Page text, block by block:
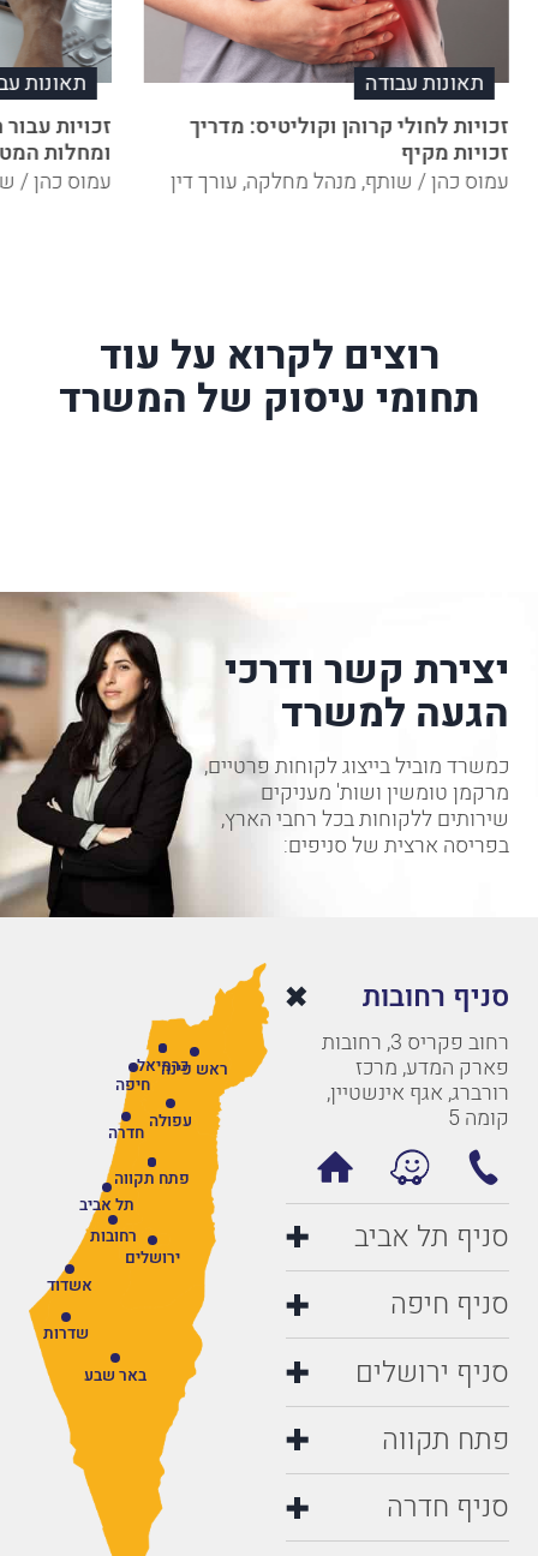
תאונות עבודה
זכויות לחולי קרוהן וקוליטיס: מדריך
זכויות מקיף
עמוס כהן / שותף, מנהל מחלקה, עורך דין
תאונות
זכויות
ומחלות
עמוס כהן /
רוצים לקרוא על עוד
תחומי עיסוק של המשרד
יצירת קשר ודרכי
הגעה למשרד
כמשרד מוביל בייצוג לקוחות פרטיים,
מרקמן טומשין ושות' מעניקים
שירותים ללקוחות בכל רחבי הארץ,
בפריסה ארצית של סניפים:
סניף רחובות
רחוב פקריס 3, רחובות
פארק המדע, מרכז
רורברג, אגף אינשטיין,
קומה 5
סניף תל אביב
סניף חיפה
סניף ירושלים
פתח תקווה
סניף חדרה
רחובות
תל אביב
חיפה
ירושלים
פתח תקווה
חדרה
באר שבע
אשדוד
שדרות
עפולה
ראש פינהכרמיאל